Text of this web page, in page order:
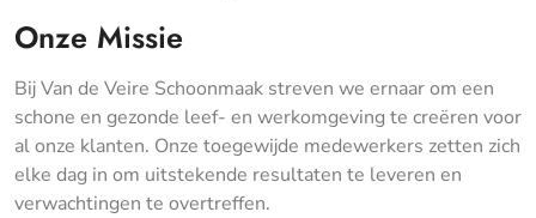
Onze Missie
Bij Van de Veire Schoonmaak streven we ernaar om een
schone en gezonde leef- en werkomgeving te creëren voor
al onze klanten. Onze toegewijde medewerkers zetten zich
elke dag in om uitstekende resultaten te leveren en
verwachtingen te overtreffen.